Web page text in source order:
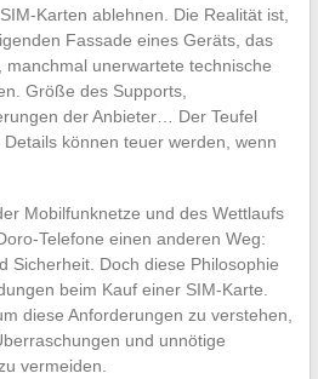
Karten ablehnen. Die Realität ist,
Fassade eines Geräts, das
unerwartete technische
Größe des Supports,
der Anbieter… Der Teufel
können teuer werden, wenn
Mobilfunknetze und des Wettlaufs
Telefone einen anderen Weg:
Sicherheit. Doch diese Philosophie
beim Kauf einer SIM-Karte.
diese Anforderungen zu verstehen,
und unnötige
vermeiden.